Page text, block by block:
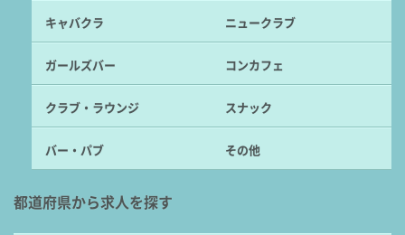
キャバクラ ニュークラブ
ガールズバー コンカフェ
クラブ・ラウンジ スナック
バー・パブ その他
都道府県から求人を探す